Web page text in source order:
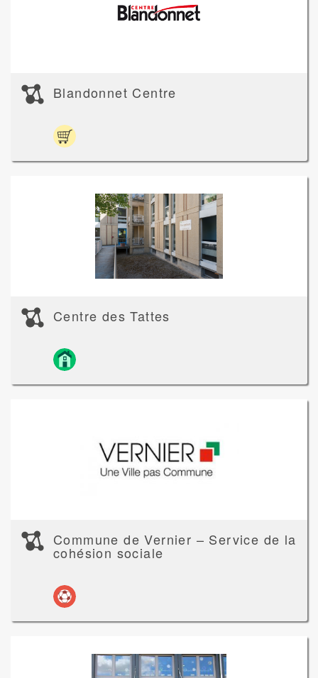
Blandonnet Centre
Centre des Tattes
Commune de Vernier – Service de la
cohésion sociale